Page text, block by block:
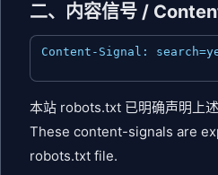
二、内容信号 /
Content-Signal:
本站 robots.txt 已明确声明上述
These content-signals are
robots.txt file.